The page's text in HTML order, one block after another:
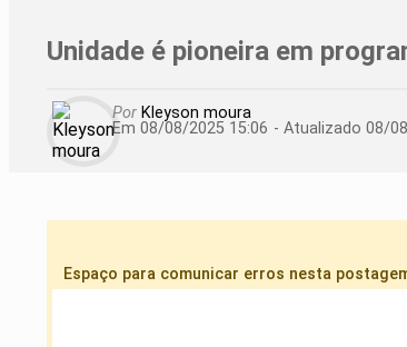
Unidade é pioneira em
Por Kleyson moura
Em 08/08/2025 15:06 - Atualizado 08/
Espaço para comunicar erros nesta